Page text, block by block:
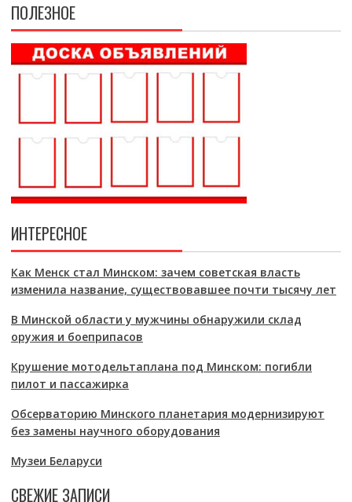
ПОЛЕЗНОЕ
ИНТЕРЕСНОЕ
Как Менск стал Минском: зачем советская власть
изменила название, существовавшее почти тысячу лет
В Минской области у мужчины обнаружили склад
оружия и боеприпасов
Крушение мотодельтаплана под Минском: погибли
пилот и пассажирка
Обсерваторию Минского планетария модернизируют
без замены научного оборудования
Музеи Беларуси
СВЕЖИЕ ЗАПИСИ